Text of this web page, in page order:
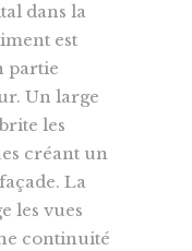
dans la
est
partie
Un large
les
créant un
La
les vues
continuité